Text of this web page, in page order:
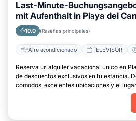
Last-Minute-
mit Aufenthalt in Playa del
verfügbar
10.0 (Reseñas principales)
Aire acondicionado TELEVISOR
Reserva un alquiler vacacional único en
de descuentos exclusivos en tu estancia.
cómodos, excelentes ubicaciones y el